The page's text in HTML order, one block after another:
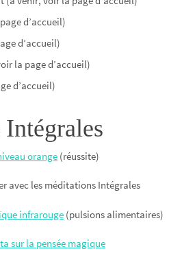
d’accueil)
d’accueil)
la page d’accueil)
d’accueil)
orange (réussite)
avec les méditations Intégrales
infrarouge (pulsions alimentaires)
sur la pensée magique